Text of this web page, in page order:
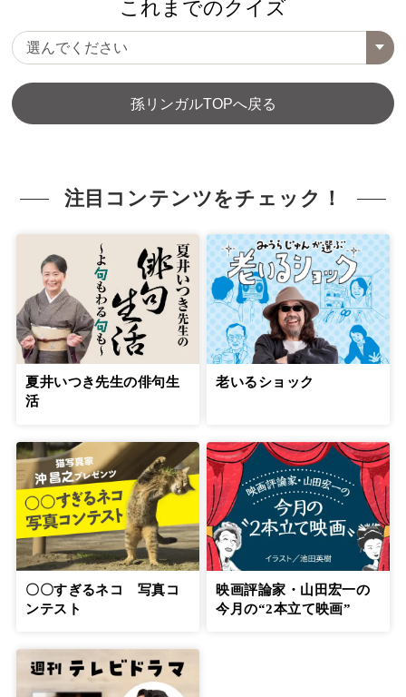
これまでのクイズ
孫リンガルTOPへ戻る
注目コンテンツをチェック！
夏井いつき先生の俳句生
活
老いるショック
〇〇すぎるネコ 写真コ
ンテスト
映画評論家・山田宏一の
今月の“2本立て映画”